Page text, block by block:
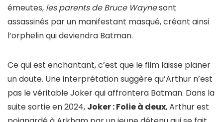
émeutes, les parents de Bruce Waynesont
assassinés par un manifestant masqué, créant ainsi
l’orphelin qui deviendra Batman.
Ce qui est enchantant, c’est que le film laisse planer
un doute. Une interprétation suggère qu’Arthur n’est
pas le véritable Joker qui affrontera Batman. Dans la
suite sortie en 2024, Joker : Folie à deux, Arthur est